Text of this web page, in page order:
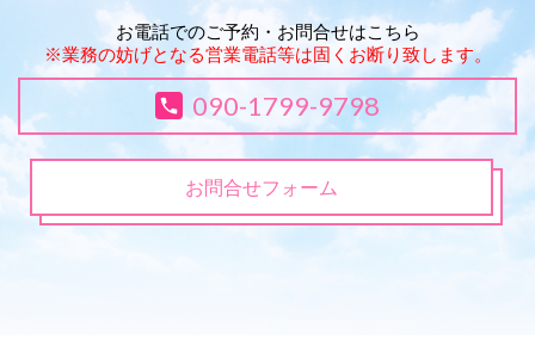
お電話でのご予約・お問合せはこちら
※業務の妨げとなる営業電話等は固くお断り致します。
090-1799-9798
お問合せフォーム